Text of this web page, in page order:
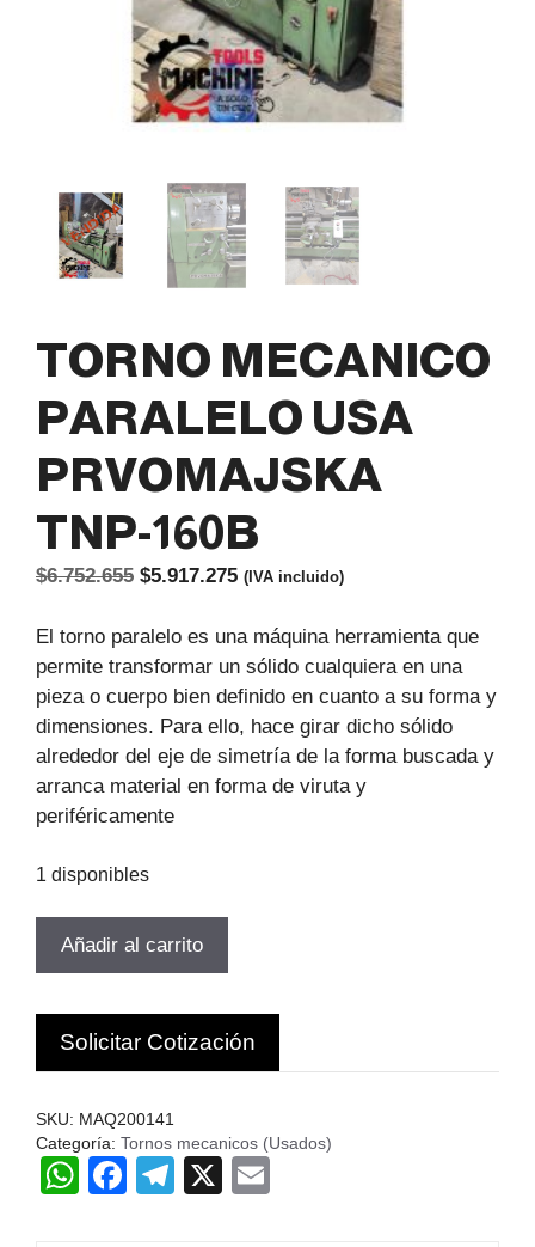
TORNO MECANICO
PARALELO USA
PRVOMAJSKA
TNP-160B
$6.752.655 El
original
era:
$6.752.655.
$5.917.275El
actual
es:
$5.917.275.
(IVA incluido)
El torno paralelo es una máquina herramienta que
permite transformar un sólido cualquiera en una
pieza o cuerpo bien definido en cuanto a su forma y
dimensiones. Para ello, hace girar dicho sólido
alrededor del eje de simetría de la forma buscada y
arranca material en forma de viruta y
periféricamente
1 disponibles
USA
PRVOMAJSKA
TNP-
160B
cantidad
Añadir al carrito
Solicitar Cotización
SKU: MAQ200141
Categoría: Tornos mecanicos (Usados)
W
F
T
X